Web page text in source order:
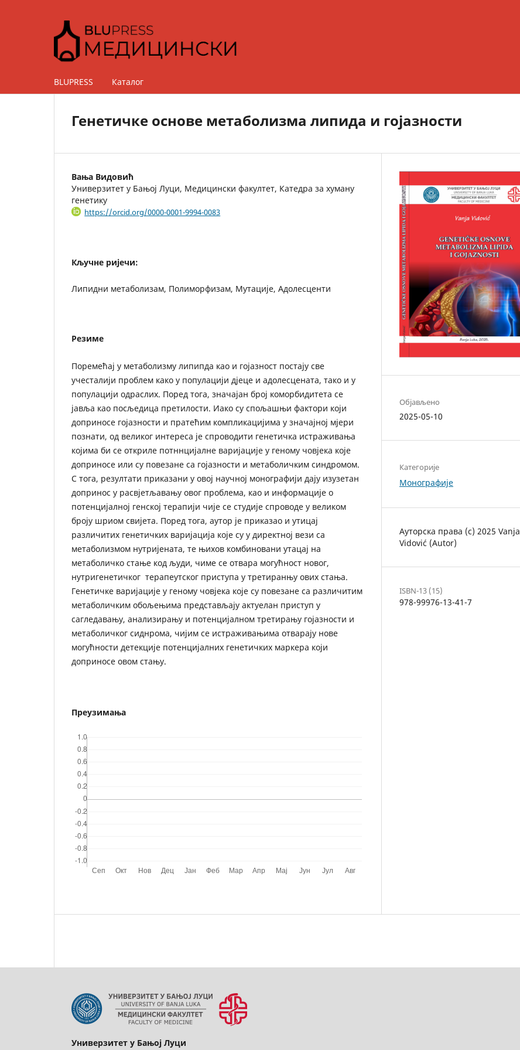
BLUPRESS Каталог
Генетичке основе метаболизма липида и гојазности
Вања Видовић
Универзитет у Бањој Луци, Медицински факултет, Катедра за хуману
генетику
https://orcid.org/0000-0001-9994-0083
Кључне ријечи:
Липидни метаболизам, Полиморфизам, Мутације, Адолесценти
Резиме
Поремећај у метаболизму липипда као и гојазност постају све
учесталији проблем како у популацији дјеце и адолесцената, тако и у
популацији одраслих. Поред тога, значајан број коморбидитета се
јавља као посљедица претилости. Иако су спољашњи фактори који
доприносе гојазности и пратећим компликацијима у значајној мјери
познати, од великог интереса је спроводити генетичка истраживања
којима би се откриле потннцијалне варијације у геному човјека које
доприносе или су повезане са гојазности и метаболичким синдромом.
С тога, резултати приказани у овој научној монографији дају изузетан
допринос у расвјетљавању овог проблема, као и информације о
потенцијалној генској терапији чије се студије спроводе у великом
броју шриом свијета. Поред тога, аутор је приказао и утицај
различитих генетичких варијација које су у директној вези са
метаболизмом нутријената, те њихов комбиновани утацај на
метаболичко стање код људи, чиме се отвара могућност новог,
нутригенетичког терапеутског приступа у третиранњу ових стања.
Генетичке варијације у геному човјека које су повезане са различитим
метаболичким обољењима представљају актуелан приступ у
сагледавању, анализирању и потенцијалном третирању гојазности и
метаболичког сиднрома, чијим се истраживањима отварају нове
могућности детекције потенцијалних генетичких маркера који
доприносе овом стању.
Преузимања
Објављено
2025-05-10
Категорије
Монографије
Ауторска права (c) 2025 Vanja
Vidović (Autor)
ISBN-13 (15)
978-99976-13-41-7
Универзитет у Бањој Луци